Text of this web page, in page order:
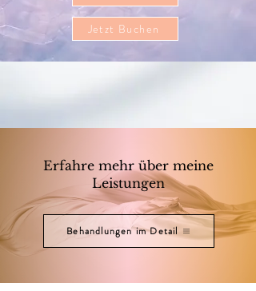
Jetzt Buchen
Erfahre mehr über meine
Leistungen
Behandlungen im Detail